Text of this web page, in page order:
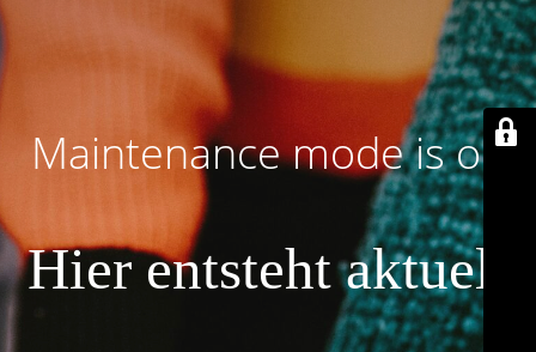
Maintenance mode is on
Hier entsteht aktuell